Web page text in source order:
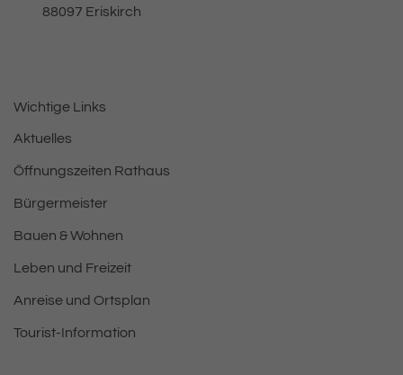
88097 , 8 8 0 9 7
Eriskirch
Wichtige Links
Aktuelles
Öffnungszeiten Rathaus
Bürgermeister
Bauen & Wohnen
Leben und Freizeit
Anreise und Ortsplan
Tourist-Information